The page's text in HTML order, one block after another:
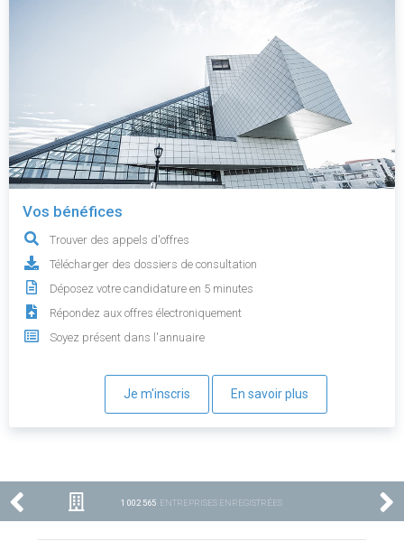
Vos bénéfices
Trouver des appels d'offres
Télécharger des dossiers de consultation
Déposez votre candidature en 5 minutes
Répondez aux offres électroniquement
Soyez présent dans l'annuaire
Je m'inscris En savoir plus
1 002 565 ENTREPRISES ENREGISTRÉES